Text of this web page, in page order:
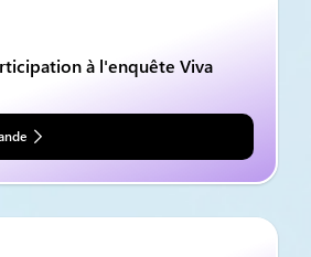
à l'enquête Viva